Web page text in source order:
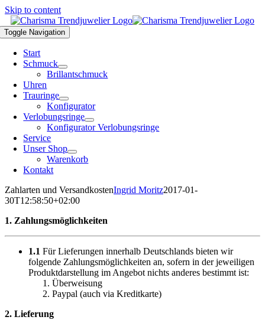
Skip to content
Toggle Navigation
Start
Schmuck
Brillantschmuck
Uhren
Trauringe
Konfigurator
Verlobungsringe
Konfigurator Verlobungsringe
Service
Unser Shop
Warenkorb
Kontakt
Zahlarten und VersandkostenIngrid Moritz2017-01-
30T12:58:50+02:00
1. Zahlungsmöglichkeiten
1.1 Für Lieferungen innerhalb Deutschlands bieten wir
folgende Zahlungsmöglichkeiten an, sofern in der jeweiligen
Produktdarstellung im Angebot nichts anderes bestimmt ist:
Überweisung
Paypal (auch via Kreditkarte)
2. Lieferung